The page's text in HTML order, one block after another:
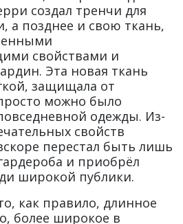
создал тренчи для
а позднее и свою ткань,
свойствами и
Эта новая ткань
защищала от
можно было
одежды. Из-
свойств
перестал быть лишь
и приобрёл
широкой публики.
как правило, длинное
более широкое в